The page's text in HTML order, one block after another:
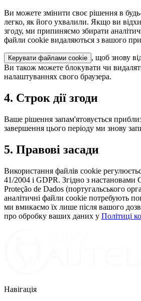
Ви можете змінити своє рішення в
легко, як його ухвалили. Якщо ви
згоду, ми припиняємо збирати
файли cookie видаляються з вашого
Керувати файлами cookie , щоб знову
Ви також можете блокувати чи
налаштуваннях свого браузера.
4. Строк дії згоди
Ваше рішення запам'ятовується
завершення цього періоду ми знову
5. Правові засади
Використання файлів cookie
41/2004 і GDPR. Згідно з настановами
Proteção de Dados (португальського
аналітичні файли cookie потребують
ми вмикаємо їх лише після вашого
про обробку ваших даних у Політиці
Навігація